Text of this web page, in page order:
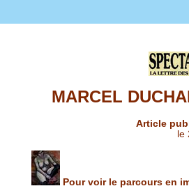
MARCEL
Article
le
Pour voir le parcours en